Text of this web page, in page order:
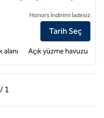
Galleria için otel
Honors İndirimi İadesiz
Tarih Seç
alanı Açık yüzme havuzu
1 / 1
1 / 1
1